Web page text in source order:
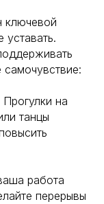
ключевой
на
танцы
работа
перерывы